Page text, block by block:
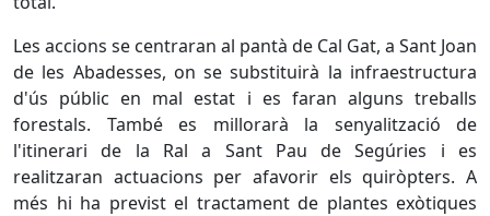
Les accions se centraran al pantà de Cal Gat, a Sant Joan
de les Abadesses, on se substituirà la infraestructura
d'ús públic en mal estat i es faran alguns treballs
forestals. També es millorarà la senyalització de
l'itinerari de la Ral a Sant Pau de Segúries i es
realitzaran actuacions per afavorir els quiròpters. A
més hi ha previst el tractament de plantes exòtiques